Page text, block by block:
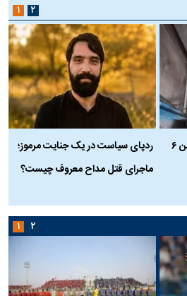
حادثه هولناک در پاساژ علاءالدین ۶
ردپای سیاست در یک جنایت مرموز؛
ماجرای قتل مداح معروف چیست؟
۱ ۲
۱ ۲